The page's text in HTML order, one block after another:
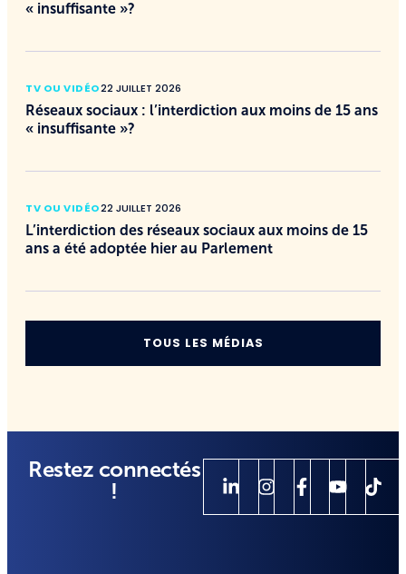
« insuffisante »?
TV OU VIDÉO22 JUILLET 2026
Réseaux sociaux : l’interdiction aux moins de 15 ans
« insuffisante »?
TV OU VIDÉO22 JUILLET 2026
L’interdiction des réseaux sociaux aux moins de 15
ans a été adoptée hier au Parlement
TOUS LES MÉDIAS
Restez connectés
!